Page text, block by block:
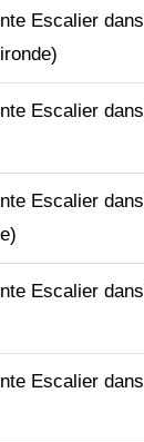
Escalier
Escalier
Escalier
Escalier
Escalier